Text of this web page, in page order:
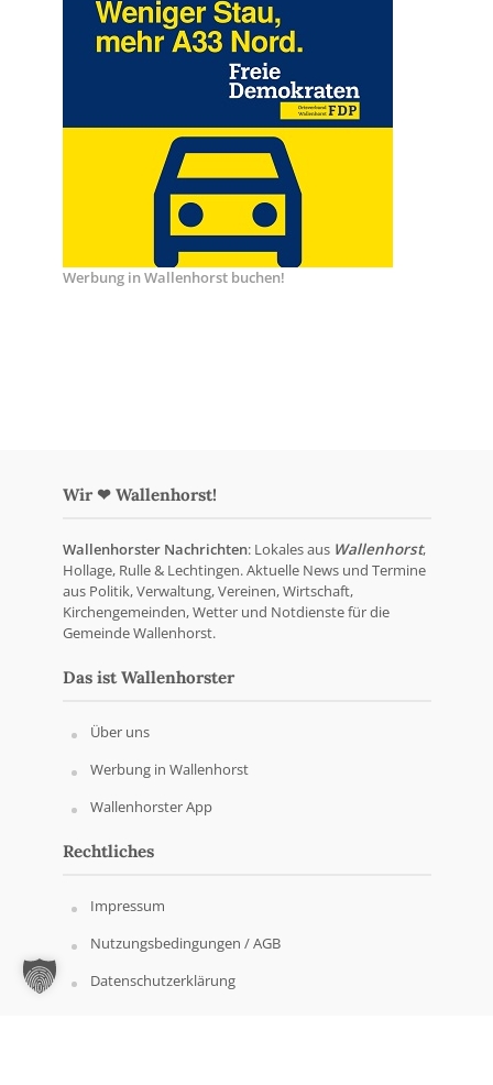
Werbung in Wallenhorst buchen!
Wir ❤ Wallenhorst!
Wallenhorster Nachrichten: Lokales aus Wallenhorst,
Hollage, Rulle & Lechtingen. Aktuelle News und Termine
aus Politik, Verwaltung, Vereinen, Wirtschaft,
Kirchengemeinden, Wetter und Notdienste für die
Gemeinde Wallenhorst.
Das ist Wallenhorster
Über uns
Werbung in Wallenhorst
Wallenhorster App
Rechtliches
Impressum
Nutzungsbedingungen / AGB
Datenschutzerklärung